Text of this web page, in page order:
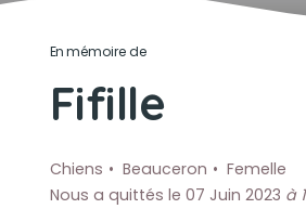
En mémoire de
Fifille
Chiens Beauceron
Femelle
Nous a quittés le 07 Juin 2023 à